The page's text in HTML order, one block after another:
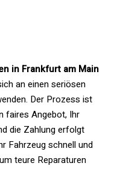
in Frankfurt am Main
an einen seriösen
Der Prozess ist
faires Angebot, Ihr
die Zahlung erfolgt
Fahrzeug schnell und
teure Reparaturen